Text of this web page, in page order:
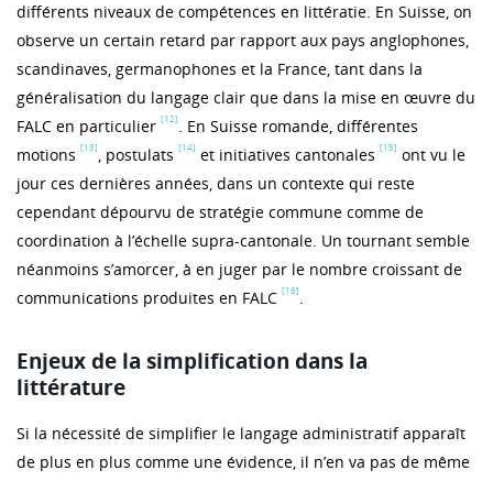
différents niveaux de compétences en littératie. En Suisse, on
observe un certain retard par rapport aux pays anglophones,
scandinaves, germanophones et la France, tant dans la
généralisation du langage clair que dans la mise en œuvre du
FALC en particulier [12] . En Suisse romande, différentes
motions [13] , postulats [14] et initiatives cantonales [15] ont vu le
jour ces dernières années, dans un contexte qui reste
cependant dépourvu de stratégie commune comme de
coordination à l’échelle supra-cantonale. Un tournant semble
néanmoins s’amorcer, à en juger par le nombre croissant de
communications produites en FALC [16] .
Enjeux de la simplification dans la
littérature
Si la nécessité de simplifier le langage administratif apparaît
de plus en plus comme une évidence, il n’en va pas de même